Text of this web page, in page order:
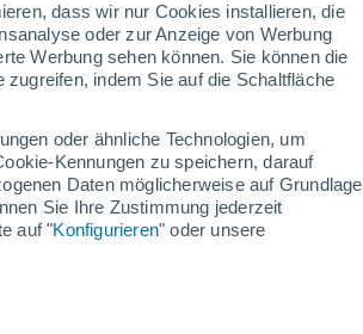
dass wir nur Cookies installieren, die
oder zur Anzeige von Werbung
Werbung sehen können. Sie können die
indem Sie auf die Schaltfläche
oder ähnliche Technologien, um
Kennungen zu speichern, darauf
Daten möglicherweise auf Grundlage
Sie Ihre Zustimmung jederzeit
auf "Konfigurieren" oder unsere
dem Berg
im Tal